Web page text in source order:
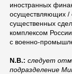
иностранных
осуществляющих /
существенных
комплексом
с военно-
N.B.: следует
подразделение